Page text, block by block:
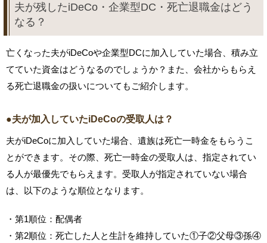
夫が残したiDeCo・企業型DC・死亡退職金はどう
なる？
亡くなった夫がiDeCoや企業型DCに加入していた場合、積み立
てていた資金はどうなるのでしょうか？また、会社からもらえ
る死亡退職金の扱いについてもご紹介します。
●夫が加入していたiDeCoの受取人は？
夫がiDeCoに加入していた場合、遺族は死亡一時金をもらうこ
とができます。その際、死亡一時金の受取人は、指定されてい
る人が最優先でもらえます。受取人が指定されていない場合
は、以下のような順位となります。
・第1順位：配偶者
・第2順位：死亡した人と生計を維持していた①子②父母③孫④